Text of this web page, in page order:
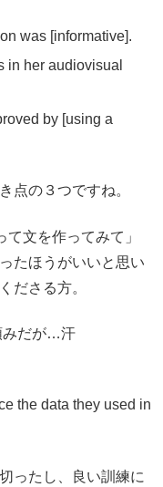
was [informative].
in her audiovisual
by [using a
点の３つですね。
文を作ってみて」
たほうがいいと思い
ださる方。
みだが…汗
the data they used in
ったし、良い訓練に